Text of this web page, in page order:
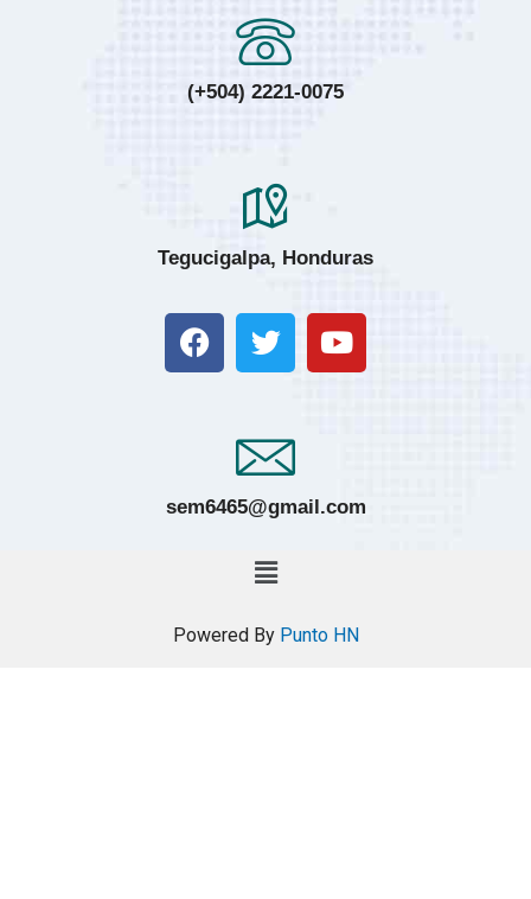
(+504) 2221-0075
Tegucigalpa, Honduras
sem6465@gmail.com
Powered By Punto HN